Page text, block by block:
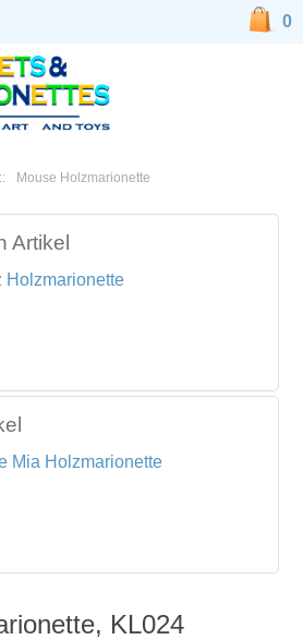
:: Mouse Holzmarionette
Artikel
Holzmarionette
Mia Holzmarionette
KL024
0